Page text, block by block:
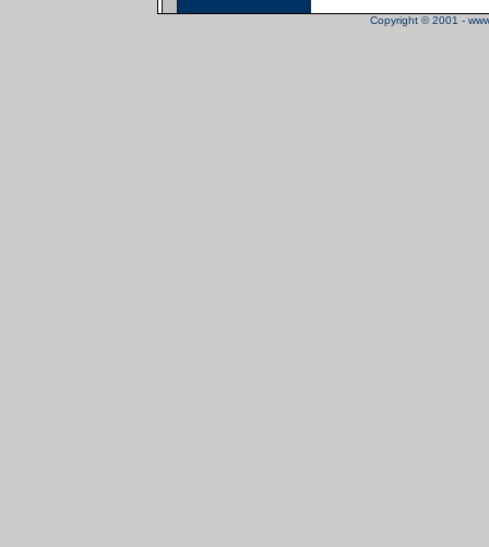
Copyright © 2001 -